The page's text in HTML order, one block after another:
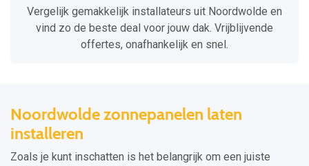
Vergelijk gemakkelijk installateurs uit Noordwolde en
vind zo de beste deal voor jouw dak. Vrijblijvende
offertes, onafhankelijk en snel.
Noordwolde zonnepanelen laten
installeren
Zoals je kunt inschatten is het belangrijk om een juiste